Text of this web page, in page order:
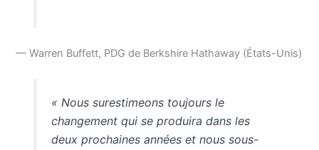
— Warren Buffett, PDG de Berkshire Hathaway (États-Unis)
« Nous surestimeons toujours le
changement qui se produira dans les
deux prochaines années et nous sous-